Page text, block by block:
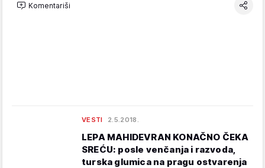
Komentariši
VESTI 2.5.2018.
LEPA MAHIDEVRAN KONAČNO ČEKA
SREĆU: posle venčanja i razvoda,
turska glumica na pragu ostvarenja